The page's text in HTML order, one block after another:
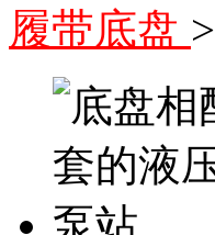
履带底盘 >